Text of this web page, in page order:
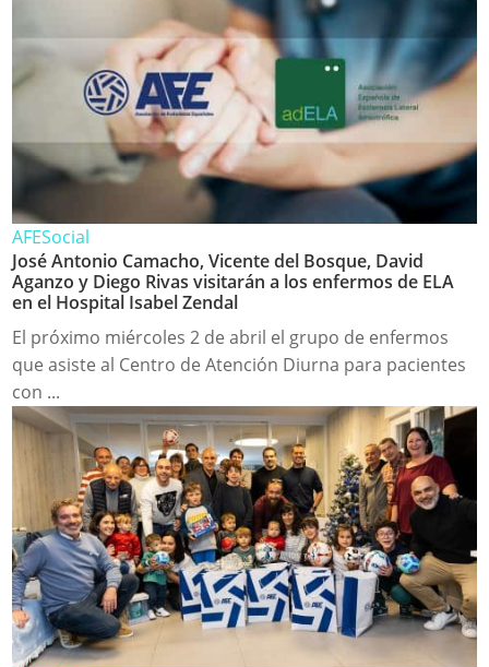
AFESocial
José Antonio Camacho, Vicente del Bosque, David
Aganzo y Diego Rivas visitarán a los enfermos de ELA
en el Hospital Isabel Zendal
El próximo miércoles 2 de abril el grupo de enfermos
que asiste al Centro de Atención Diurna para pacientes
con ...